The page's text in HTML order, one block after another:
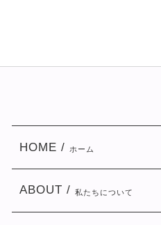
HOME / ホーム
ABOUT / 私たちについて